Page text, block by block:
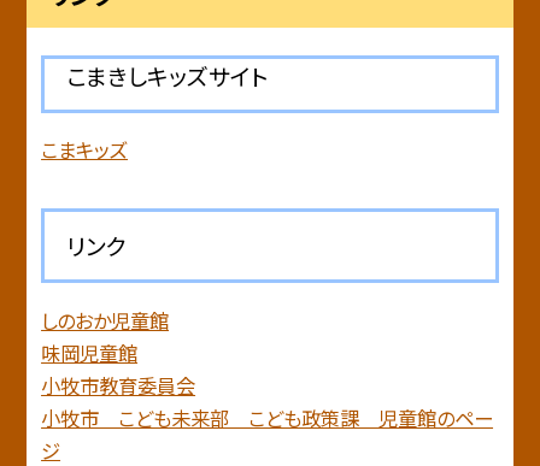
こまきしキッズサイト
こまキッズ
リンク
しのおか児童館
味岡児童館
小牧市教育委員会
小牧市 こども未来部 こども政策課 児童館のペー
ジ